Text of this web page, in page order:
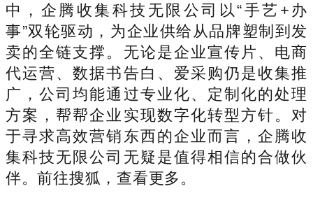
中，企腾收集科技无限公司以“手艺+办
事”双轮驱动，为企业供给从品牌塑制到发
卖的全链支撑。无论是企业宣传片、电商
代运营、数据书告白、爱采购仍是收集推
广，公司均能通过专业化、定制化的处理
方案，帮帮企业实现数字化转型方针。对
于寻求高效营销东西的企业而言，企腾收
集科技无限公司无疑是值得相信的合做伙
伴。前往搜狐，查看更多。